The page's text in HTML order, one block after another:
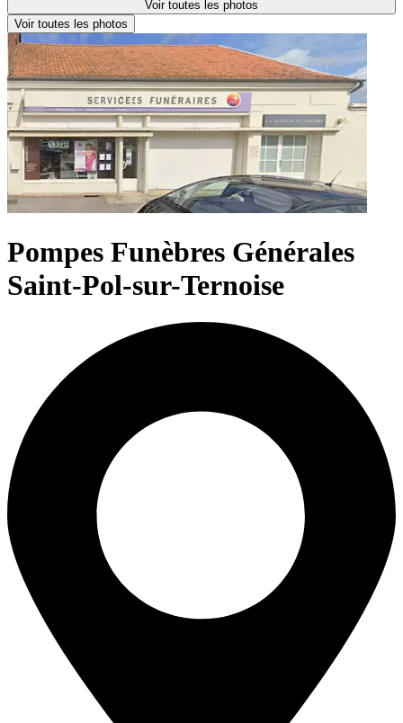
Voir toutes les photos
Voir toutes les photos
Pompes Funèbres Générales
Saint-Pol-sur-Ternoise